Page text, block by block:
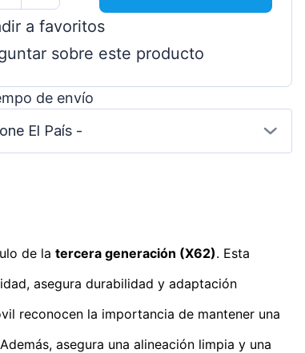
a favoritos
sobre este producto
de envío
El País -
de la tercera generación (X62). Esta
asegura durabilidad y adaptación
reconocen la importancia de mantener una
asegura una alineación limpia y una